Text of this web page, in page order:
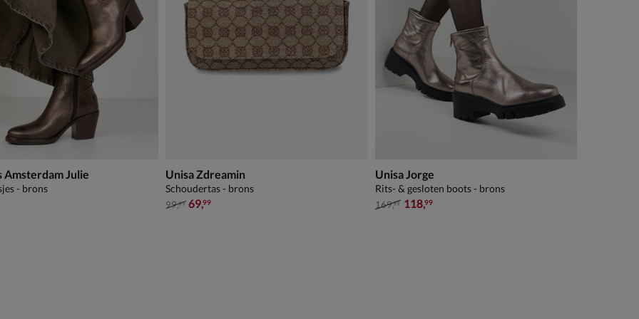
Amsterdam Julie
- brons
Unisa Zdreamin
Schoudertas - brons
van € 99,99 voor € 69,99
99,99 69,99
Unisa Jorge
Rits- & gesloten boots - brons
van € 169,99 voor € 118,99
169,99 118,99